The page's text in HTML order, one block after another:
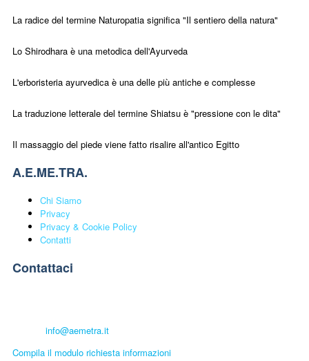
La radice del termine Naturopatia significa "Il sentiero della natura"
Lo Shirodhara è una metodica dell'Ayurveda
L'erboristeria ayurvedica è una delle più antiche e complesse
La traduzione letterale del termine Shiatsu è "pressione con le dita"
Il massaggio del piede viene fatto risalire all'antico Egitto
A.E.ME.TRA.
Chi Siamo
Privacy
Privacy & Cookie Policy
Contatti
Contattaci
info@aemetra.it
Compila il modulo richiesta informazioni